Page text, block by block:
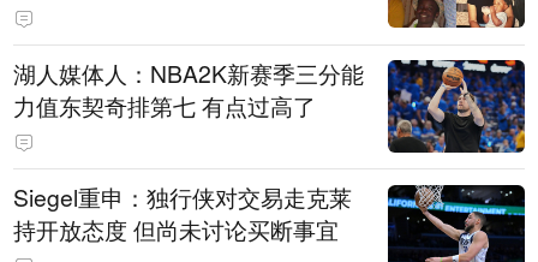
湖人媒体人：NBA2K新赛季三分能
力值东契奇排第七 有点过高了
Siegel重申：独行侠对交易走克莱
持开放态度 但尚未讨论买断事宜